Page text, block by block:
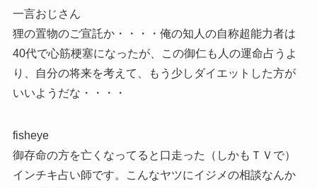
一言おじさん
狸の置物のご宣託か・・・・俺の知人の自称超能力者は
40代で心筋梗塞になったが、この御仁も人の運命占うよ
り、自分の将来を考えて、もう少しダイエットした方が
いいようだな・・・・
fisheye
御存命の方を亡くなってると口走った（しかもＴＶで）
インチキ占い師です。こんなヤツにイジメの相談なんか